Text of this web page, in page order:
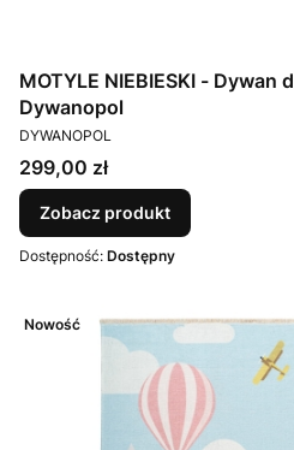
MOTYLE NIEBIESKI - Dywan
Dywanopol
PRODUCENT
DYWANOPOL
Cena
299,00 zł
Zobacz produkt
Dostępność: Dostępny
Nowość